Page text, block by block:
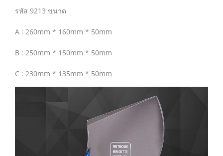
รหัส 9213 ขนาด
A : 260mm * 160mm * 50mm
B : 250mm * 150mm * 50mm
C : 230mm * 135mm * 50mm